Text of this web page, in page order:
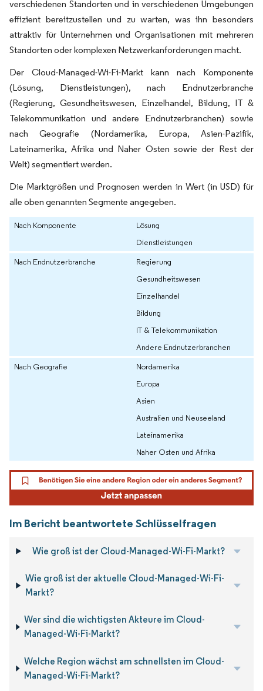
verschiedenen Standorten und in verschiedenen Umgebungen
effizient bereitzustellen und zu warten, was ihn besonders
attraktiv für Unternehmen und Organisationen mit mehreren
Standorten oder komplexen Netzwerkanforderungen macht.
Der Cloud-Managed-Wi-Fi-Markt kann nach Komponente
(Lösung, Dienstleistungen), nach Endnutzerbranche
(Regierung, Gesundheitswesen, Einzelhandel, Bildung, IT &
Telekommunikation und andere Endnutzerbranchen) sowie
nach Geografie (Nordamerika, Europa, Asien-Pazifik,
Lateinamerika, Afrika und Naher Osten sowie der Rest der
Welt) segmentiert werden.
Die Marktgrößen und Prognosen werden in Wert (in USD) für
alle oben genannten Segmente angegeben.
Nach Komponente
Lösung
Dienstleistungen
Nach Endnutzerbranche
Regierung
Gesundheitswesen
Einzelhandel
Bildung
IT & Telekommunikation
Andere Endnutzerbranchen
Nach Geografie
Nordamerika
Europa
Asien
Australien und Neuseeland
Lateinamerika
Naher Osten und Afrika
Im Bericht beantwortete Schlüsselfragen
Wie groß ist der Cloud-Managed-Wi-Fi-Markt?
Wie groß ist der aktuelle Cloud-Managed-Wi-Fi-
Markt?
Wer sind die wichtigsten Akteure im Cloud-
Managed-Wi-Fi-Markt?
Welche Region wächst am schnellsten im Cloud-
Managed-Wi-Fi-Markt?